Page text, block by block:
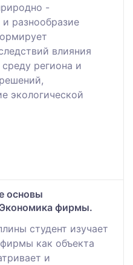
-
разнообразие
влияния
региона и
экологической
основы
фирмы.
студент изучает
как объекта
и